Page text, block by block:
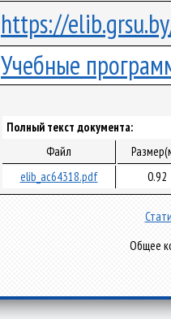
https://
Учебные
Полный текст документа:
Файл
elib_ac64318.pdf
0.92
Общее